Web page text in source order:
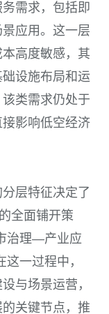
需求，包括即
应用。这一层
高度敏感，其
设施布局和运
类需求仍处于
影响低空经济
层特征决定了
全面铺开策
治理—产业应
一过程中，
与场景运营，
关键节点，推